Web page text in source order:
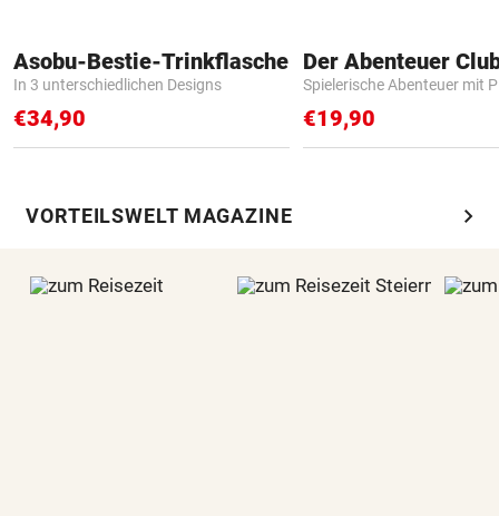
Asobu-Bestie-Trinkflasche
In 3 unterschiedlichen Designs
€34,90
Der Abenteuer
Spielerische Abenteuer mit
€19,90
VORTEILSWELT MAGAZINE chevron_right